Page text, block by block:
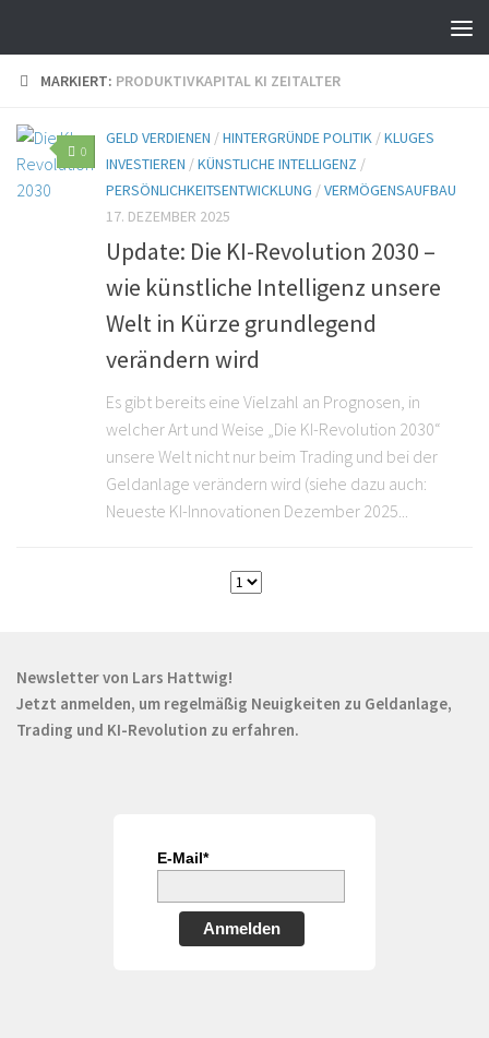
MARKIERT: PRODUKTIVKAPITAL KI ZEITALTER
0
GELD VERDIENEN /HINTERGRÜNDE POLITIK /KLUGES
INVESTIEREN /KÜNSTLICHE INTELLIGENZ /
PERSÖNLICHKEITSENTWICKLUNG /VERMÖGENSAUFBAU
17. DEZEMBER 2025
Update: Die KI-Revolution 2030 –
wie künstliche Intelligenz unsere
Welt in Kürze grundlegend
verändern wird
Es gibt bereits eine Vielzahl an Prognosen, in
welcher Art und Weise „Die KI-Revolution 2030“
unsere Welt nicht nur beim Trading und bei der
Geldanlage verändern wird (siehe dazu auch:
Neueste KI-Innovationen Dezember 2025...
Newsletter von Lars Hattwig!
Jetzt anmelden, um regelmäßig Neuigkeiten zu Geldanlage,
Trading und KI-Revolution zu erfahren.
E-Mail*
Anmelden